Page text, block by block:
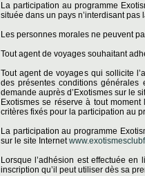
La participation au programme
située dans un pays n’interdisant
Les personnes morales ne peuvent
Tout agent de voyages souhaitant
Tout agent de voyages qui sollicite
des présentes conditions générales
demande auprès d’Exotismes sur le
Exotismes se réserve à tout
critères fixés pour la participation au
La participation au programme
sur le site Internet
Lorsque l’adhésion est effectuée
inscription qu’il peut utiliser dès sa